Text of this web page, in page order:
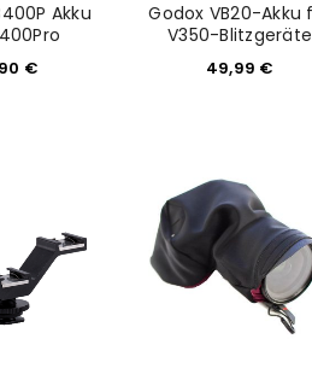
Akku
€
Godox VB20-Akku
V350-Blitzgeräte
49,99 €